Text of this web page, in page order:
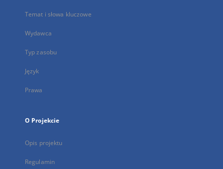
Temat i słowa kluczowe
Wydawca
Typ zasobu
Język
Prawa
O Projekcie
Opis projektu
Regulamin